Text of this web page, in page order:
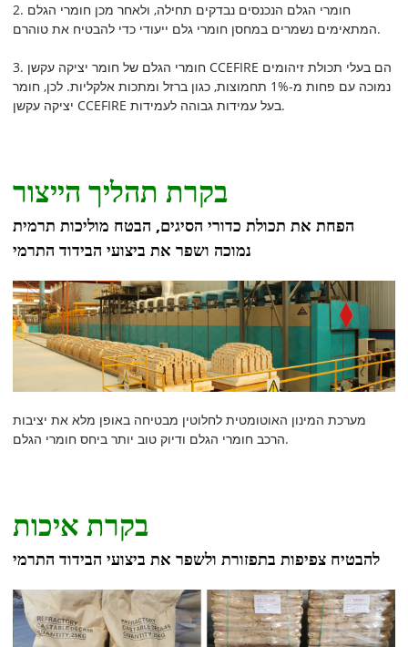
2. חומרי הגלם הנכנסים נבדקים תחילה, ולאחר מכן חומרי הגלם
המתאימים נשמרים במחסן חומרי גלם ייעודי כדי להבטיח את טוהרם.
3. חומרי הגלם של חומר יציקה עקשן CCEFIRE הם בעלי תכולת זיהומים
נמוכה עם פחות מ-1% תחמוצות, כגון ברזל ומתכות אלקליות. לכן, חומר
יציקה עקשן CCEFIRE בעל עמידות גבוהה לעמידות.
בקרת תהליך הייצור
הפחת את תכולת כדורי הסיגים, הבטח מוליכות תרמית
נמוכה ושפר את ביצועי הבידוד התרמי
מערכת המינון האוטומטית לחלוטין מבטיחה באופן מלא את יציבות
הרכב חומרי הגלם ודיוק טוב יותר ביחס חומרי הגלם.
בקרת איכות
להבטיח צפיפות בתפזורת ולשפר את ביצועי הבידוד התרמי